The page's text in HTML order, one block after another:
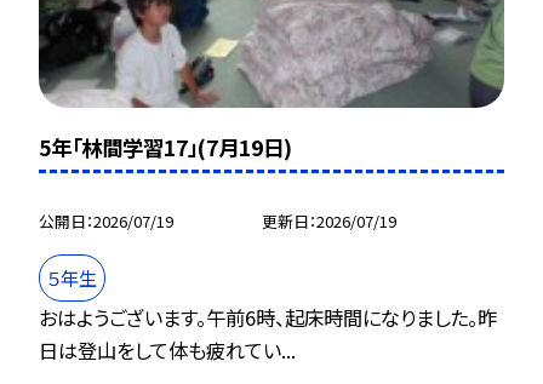
5年「林間学習17」(7月19日)
公開日 2026/07/19 更新日 2026/07/19
５年生
おはようございます。午前6時、起床時間になりました。昨
日は登山をして体も疲れてい...